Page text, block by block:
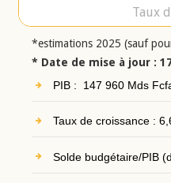
Taux
*estimations 2025 (sauf
* Date de mise à jour :
PIB : 147 960 Mds
Taux de croissance :
Solde budgétaire/PIB